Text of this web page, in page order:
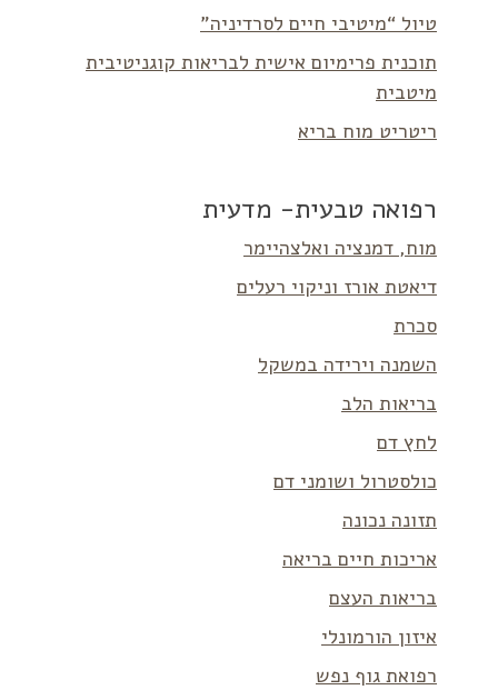
טיול “מיטיבי חיים לסרדיניה”
תוכנית פרימיום אישית לבריאות קוגניטיבית
מיטבית
ריטריט מוח בריא
רפואה טבעית- מדעית
מוח, דמנציה ואלצהיימר
דיאטת אורז וניקוי רעלים
סכרת
השמנה וירידה במשקל
בריאות הלב
לחץ דם
כולסטרול ושומני דם
תזונה נכונה
אריכות חיים בריאה
בריאות העצם
איזון הורמונלי
רפואת גוף נפש